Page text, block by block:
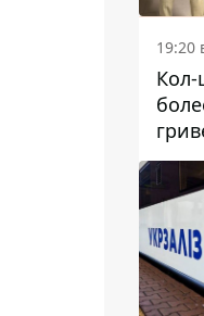
19:20